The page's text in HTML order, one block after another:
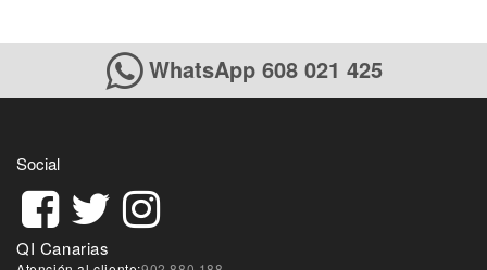
WhatsApp 608 021 425
Social
QI Canarias